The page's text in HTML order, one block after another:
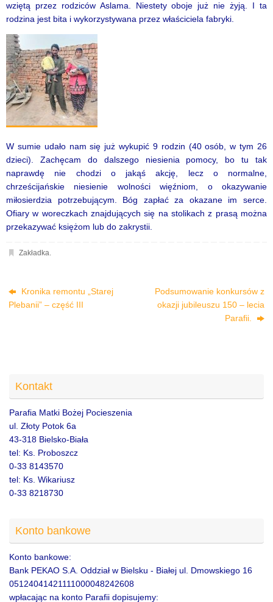
wziętą przez rodziców Aslama. Niestety oboje już nie żyją. I ta
rodzina jest bita i wykorzystywana przez właściciela fabryki.
W sumie udało nam się już wykupić 9 rodzin (40 osób, w tym 26
dzieci). Zachęcam do dalszego niesienia pomocy, bo tu tak
naprawdę nie chodzi o jakąś akcję, lecz o normalne,
chrześcijańskie niesienie wolności więźniom, o okazywanie
miłosierdzia potrzebującym. Bóg zapłać za okazane im serce.
Ofiary w woreczkach znajdujących się na stolikach z prasą można
przekazywać księżom lub do zakrystii.
Zakładka.
Kronika remontu „Starej
Plebanii” – część III
Podsumowanie konkursów z
okazji jubileuszu 150 – lecia
Parafii.
Kontakt
Parafia Matki Bożej Pocieszenia
ul. Złoty Potok 6a
43-318 Bielsko-Biała
tel: Ks. Proboszcz
0-33 8143570
tel: Ks. Wikariusz
0-33 8218730
Konto bankowe
Konto bankowe:
Bank PEKAO S.A. Oddział w Bielsku - Białej ul. Dmowskiego 16
05124041421111000048242608
wpłacając na konto Parafii dopisujemy: